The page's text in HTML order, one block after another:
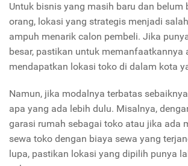
Untuk bisnis yang masih baru dan belum
orang, lokasi yang strategis menjadi
ampuh menarik calon pembeli. Jika
besar, pastikan untuk memanfaatkannya
mendapatkan lokasi toko di dalam kota
Namun, jika modalnya terbatas
apa yang ada lebih dulu. Misalnya,
garasi rumah sebagai toko atau jika ada
sewa toko dengan biaya sewa yang
lupa, pastikan lokasi yang dipilih punya